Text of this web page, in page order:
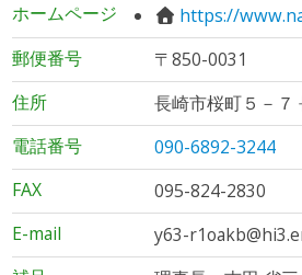
ホームページ
https://
郵便番号
〒850-0031
住所
長崎市桜町５－７
電話番号
090-6892-3244
FAX
095-824-2830
E-mail
y63-